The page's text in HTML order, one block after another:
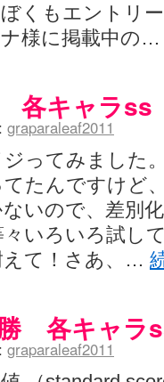
/ こっそり休止、こっそり
はお金が要るの」
(15:00)
(06:09)
くもエントリ
ナ様に掲載中の
各キャラss
graparaleaf2011
ってみました
たんですけど
いので、差別
いろいろ試し
て！さあ、…
各キャラ
graparaleaf2011